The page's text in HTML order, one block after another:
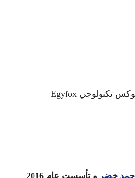
ما هي شركة ايجي فوكس تكنولوجي Egyfox
أحمد خضر و تأسست عام 2016